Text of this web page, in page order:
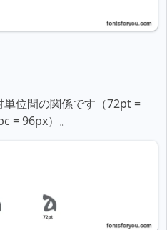
位間の関係です（72pt =
= 96px）。